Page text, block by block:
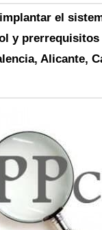
el
y prerrequisitos
Alicante,